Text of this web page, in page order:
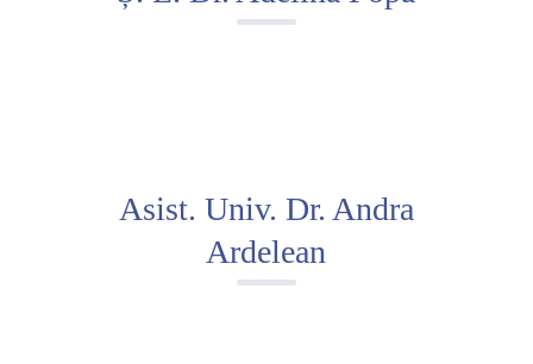
Asist. Univ. Dr. Andra
Ardelean